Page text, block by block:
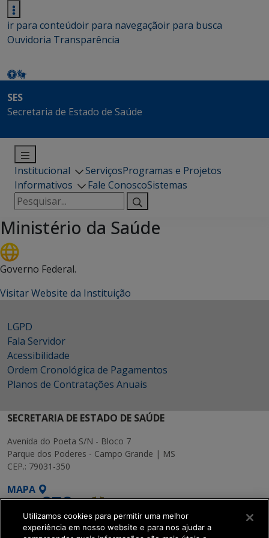
ir para conteúdoir para navegaçãoir para busca
Ouvidoria Transparência
SES
Secretaria de Estado de Saúde
Institucional ServiçosProgramas e Projetos
Informativos
Fale ConoscoSistemas
Pesquisar
por:
Ministério da Saúde
Governo Federal.
Visitar Website da Instituição
LGPD
Fala Servidor
Acessibilidade
Ordem Cronológica de Pagamentos
Planos de Contratações Anuais
SECRETARIA DE ESTADO DE SAÚDE
Avenida do Poeta S/N - Bloco 7
Parque dos Poderes - Campo Grande | MS
CEP.: 79031-350
MAPA
Utilizamos cookies para permitir uma melhor
experiência em nosso website e para nos ajudar a